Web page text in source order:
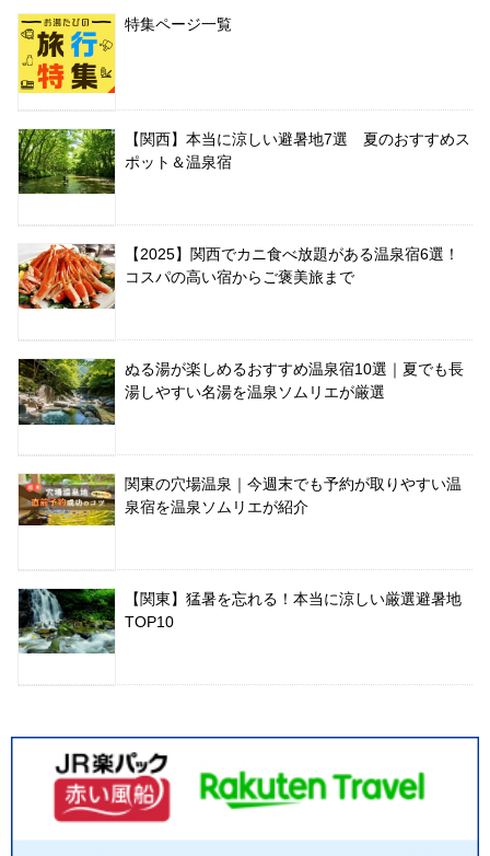
特集ページ一覧
【関西】本当に涼しい避暑地7選 夏のおすすめス
ポット＆温泉宿
【2025】関西でカニ食べ放題がある温泉宿6選！
コスパの高い宿からご褒美旅まで
ぬる湯が楽しめるおすすめ温泉宿10選｜夏でも長
湯しやすい名湯を温泉ソムリエが厳選
関東の穴場温泉｜今週末でも予約が取りやすい温
泉宿を温泉ソムリエが紹介
【関東】猛暑を忘れる！本当に涼しい厳選避暑地
TOP10